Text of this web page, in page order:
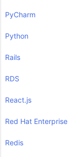
PyCharm
Python
Rails
RDS
React.js
Red Hat
Redis